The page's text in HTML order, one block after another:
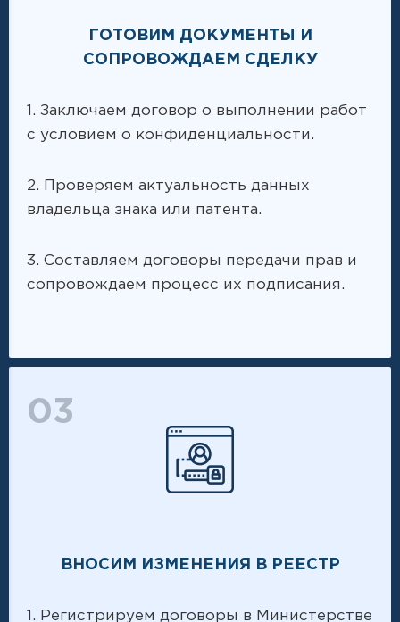
ГОТОВИМ ДОКУМЕНТЫ И
СОПРОВОЖДАЕМ СДЕЛКУ
1. Заключаем договор о выполнении работ
с условием о конфиденциальности.
2. Проверяем актуальность данных
владельца знака или патента.
3. Составляем договоры передачи прав и
сопровождаем процесс их подписания.
03
ВНОСИМ ИЗМЕНЕНИЯ В РЕЕСТР
1. Регистрируем договоры в Министерстве